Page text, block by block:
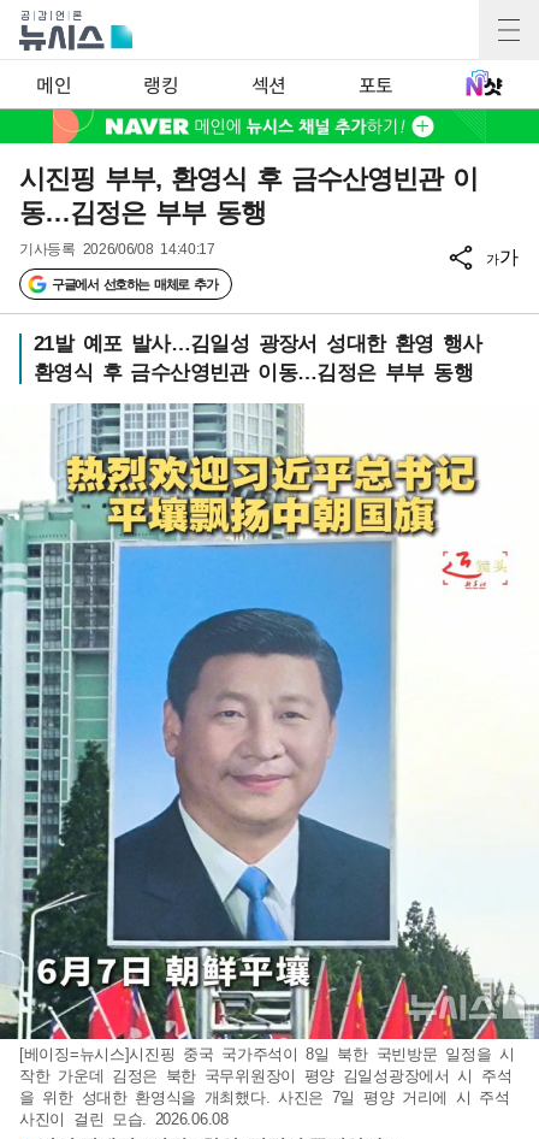
메인 랭킹 섹션 포토
시진핑 부부, 환영식 후 금수산영빈관 이
동…김정은 부부 동행
기사등록 2026/06/08 14:40:17
구글에서 선호하는 매체로 추가
가가
21발 예포 발사…김일성 광장서 성대한 환영 행사
환영식 후 금수산영빈관 이동…김정은 부부 동행
[베이징=뉴시스] 시진핑 중국 국가주석이 8일 북한 국빈방문 일정을 시
작한 가운데 김정은 북한 국무위원장이 평양 김일성광장에서 시 주석
을 위한 성대한 환영식을 개최했다. 사진은 7일 평양 거리에 시 주석
사진이 걸린 모습. 2026.06.08